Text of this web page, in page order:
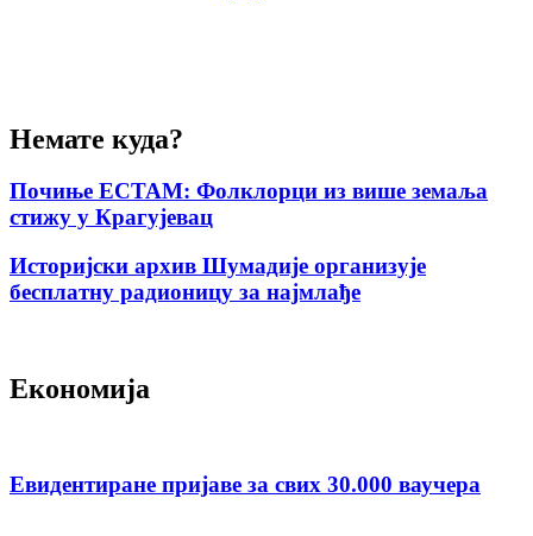
Немате куда?
Почиње ЕСТАМ: Фолклорци из више земаља
стижу у Крагујевац
Историјски архив Шумадије организује
бесплатну радионицу за најмлађе
Економија
Евидентиране пријаве за свих 30.000 ваучера